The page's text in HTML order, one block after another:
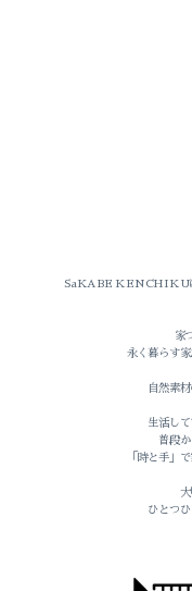
SaKABE KENCHIKUは
家
永く暮らす
自然素
生活し
普段
「時と手」
ひとつ